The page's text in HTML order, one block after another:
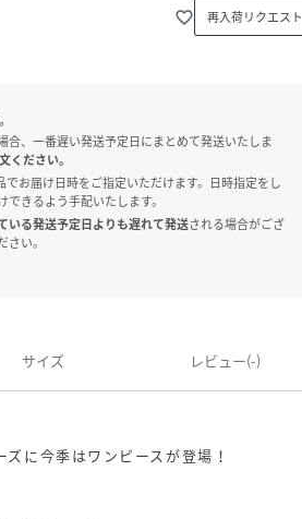
favorite_border 再入荷リクエスト
、一番遅い発送予定日にまとめて発送いたしま
ください。
お届け日時をご指定いただけます。日時指定をし
きるよう手配いたします。
る発送予定日よりも遅れて発送される場合がござ
い。
サイズ レビュー(-)
に今季はワンピースが登場！